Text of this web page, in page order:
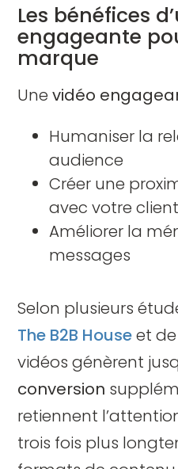
Les bénéfices
engageante
marque
Unevidéo
Humaniser la
audience
Créer une
avec votre
Améliorer la
messages
Selon plusieurs
The B2B Houseet
vidéos génèrent
conversion
retiennent
trois fois plus